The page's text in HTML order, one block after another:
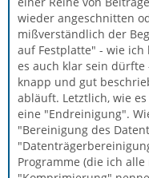
wieder angeschnitten
mißverständlich der
auf Festplatte" - wie
es auch klar sein
knapp und gut
abläuft. Letztlich, wie
eine "Endreinigung".
"Bereinigung des
Programme (die ich